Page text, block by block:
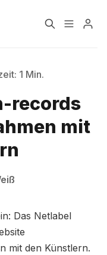
Zeichen ein
1 Min.
records
mit
Das Netlabel
mit den Künstlern.